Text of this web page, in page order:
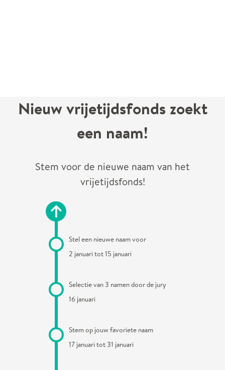
Nieuw vrijetijdsfonds zoekt
een naam!
Stem voor de nieuwe naam van het
vrijetijdsfonds!
Stel een nieuwe naam voor
2 januari tot 15 januari
Selectie van 3 namen door de jury
16 januari
Stem op jouw favoriete naam
17 januari tot 31 januari